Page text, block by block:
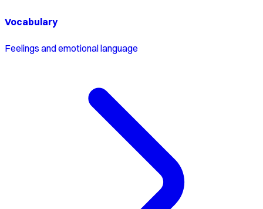
Vocabulary
Feelings and emotional language